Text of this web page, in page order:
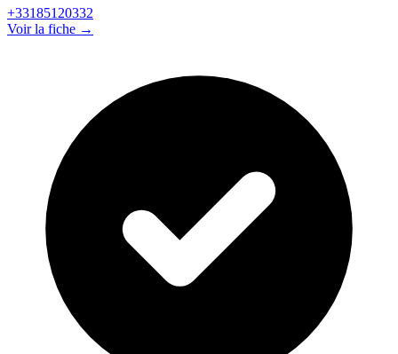
+33185120332
Voir la fiche →